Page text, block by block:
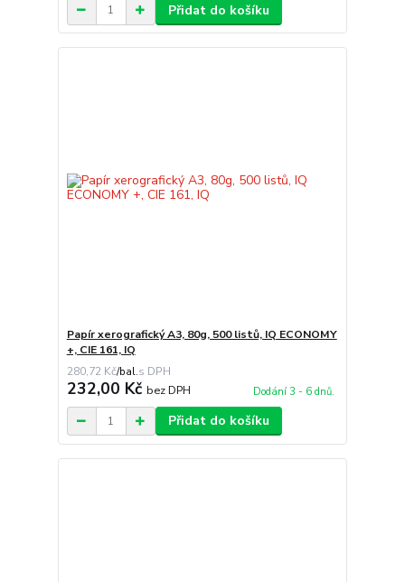
Přidat do košíku
Papír xerografický A3, 80g, 500 listů, IQ ECONOMY
+, CIE 161, IQ
280,72 Kč/bal.
232,00 Kč bez DPH Dodání 3 - 6 dnů.
Přidat do košíku